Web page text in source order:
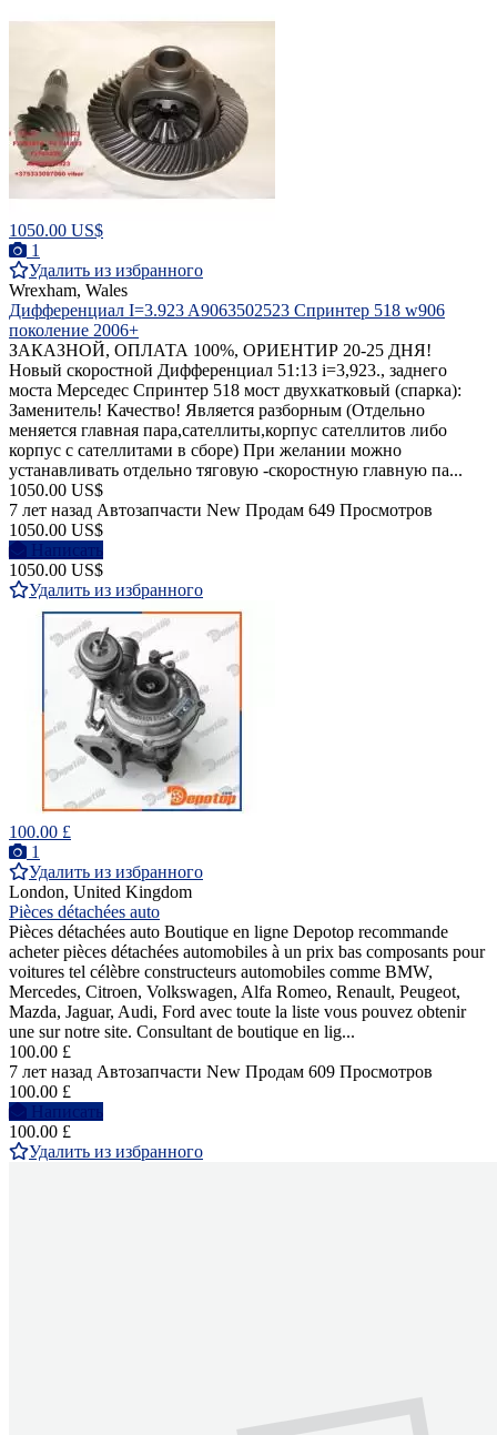
1050.00 US$
1
Удалить из избранного
Wrexham, Wales
Дифференциал I=3.923 A9063502523 Cпринтер 518 w906
поколение 2006+
ЗАКАЗНОЙ, ОПЛАТА 100%, ОРИЕНТИР 20-25 ДНЯ!
Новый скоростной Дифференциал 51:13 i=3,923., заднего
моста Мерседес Спринтер 518 мост двухкатковый (спарка):
Заменитель! Качество! Является разборным (Отдельно
меняется главная пара,сателлиты,корпус сателлитов либо
корпус с сателлитами в сборе) При желании можно
устанавливать отдельно тяговую -скоростную главную па...
1050.00 US$
7 лет назад Автозапчасти New Продам 649 Просмотров
1050.00 US$
Написать
1050.00 US$
Удалить из избранного
100.00 £
1
Удалить из избранного
London, United Kingdom
Pièces détachées auto
Pièces détachées auto Boutique en ligne Depotop recommande
acheter pièces détachées automobiles à un prix bas composants pour
voitures tel célèbre constructeurs automobiles comme BMW,
Mercedes, Citroen, Volkswagen, Alfa Romeo, Renault, Peugeot,
Mazda, Jaguar, Audi, Ford avec toute la liste vous pouvez obtenir
une sur notre site. Consultant de boutique en lig...
100.00 £
7 лет назад Автозапчасти New Продам 609 Просмотров
100.00 £
Написать
100.00 £
Удалить из избранного